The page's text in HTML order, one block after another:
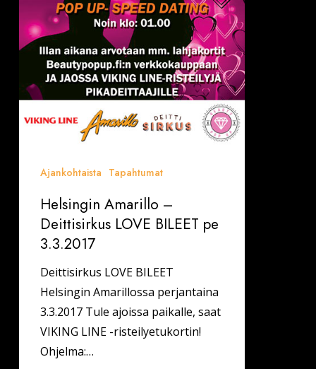
Ajankohtaista Tapahtumat
Helsingin Amarillo –
Deittisirkus LOVE BILEET pe
3.3.2017
Deittisirkus LOVE BILEET
Helsingin Amarillossa perjantaina
3.3.2017 Tule ajoissa paikalle, saat
VIKING LINE -risteilyetukortin!
Ohjelma:…